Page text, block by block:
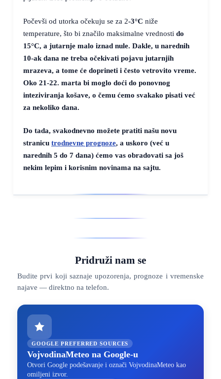
Počevši od utorka očekuju se za 2-3°C niže
temperature, što bi značilo maksimalne vrednosti do
15°C, a jutarnje malo iznad nule. Dakle, u narednih
10-ak dana ne treba očekivati pojavu jutarnjih
mrazeva, a tome će doprineti i često vetrovito vreme.
Oko 21-22. marta bi moglo doći do ponovnog
inteziviranja košave, o čemu ćemo svakako pisati već
za nekoliko dana.
Do tada, svakodnevno možete pratiti našu novu
stranicu trodnevne prognoze, a uskoro (već u
narednih 5 do 7 dana) ćemo vas obradovati sa još
nekim lepim i korisnim novinama na sajtu.
Pridruži nam se
Budite prvi koji saznaje upozorenja, prognoze i vremenske
najave — direktno na telefon.
GOOGLE PREFERRED SOURCES
VojvodinaMeteo na Google-u
Otvori Google podešavanje i označi VojvodinaMeteo kao
omiljeni izvor.